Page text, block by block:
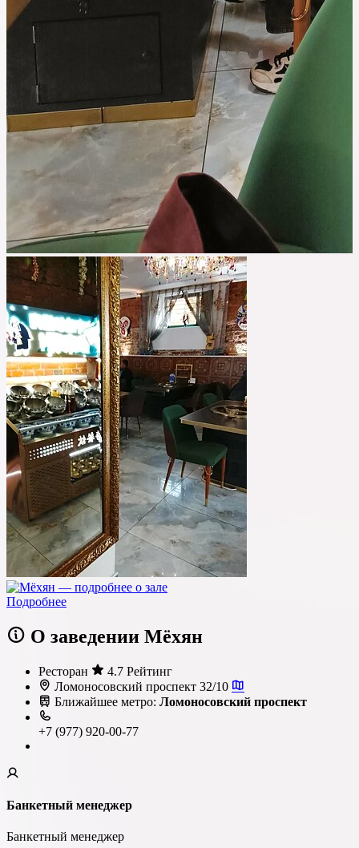
Подробнее
О заведении Мёхян
Ресторан
4.7 Рейтинг
Ломоносовский проспект 32/10
Ближайшее метро: Ломоносовский проспект
+7 (977) 920-00-77
Банкетный менеджер
Банкетный менеджер